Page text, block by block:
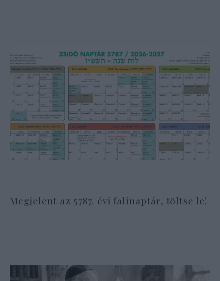
Megjelent az 5787. évi falinaptár, töltse le!